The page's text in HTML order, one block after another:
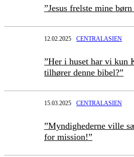
”Jesus frelste mine
12.02.2025 CENTRALASIEN
”Her i huset har vi kun
tilhører denne bibel?”
15.03.2025 CENTRALASIEN
”Myndighederne ville
for mission!”